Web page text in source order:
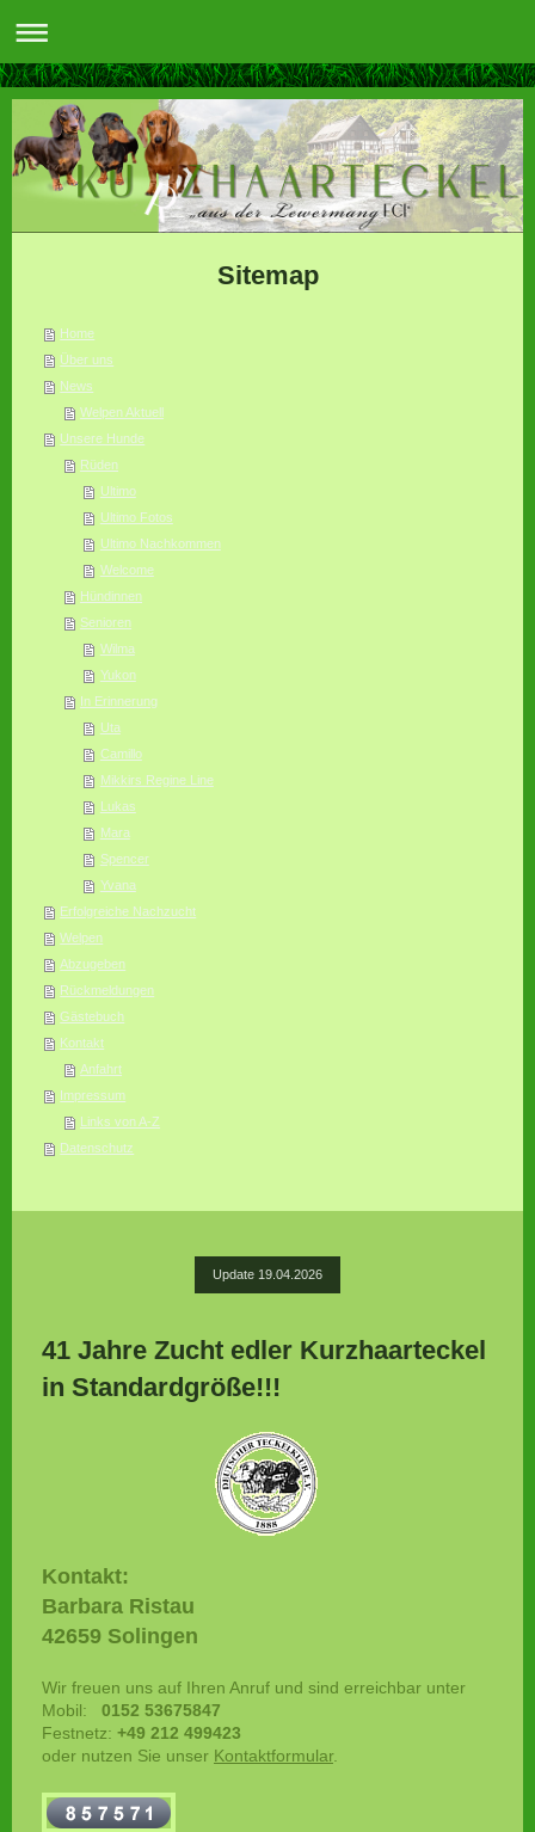
Sitemap
Home
Über uns
News
Welpen Aktuell
Unsere Hunde
Rüden
Ultimo
Ultimo Fotos
Ultimo Nachkommen
Welcome
Hündinnen
Senioren
Wilma
Yukon
In Erinnerung
Uta
Camillo
Mikkirs Regine Line
Lukas
Mara
Spencer
Yvana
Erfolgreiche Nachzucht
Welpen
Abzugeben
Rückmeldungen
Gästebuch
Kontakt
Anfahrt
Impressum
Links von A-Z
Datenschutz
Update 19.04.2026
41 Jahre Zucht edler Kurzhaarteckel
in Standardgröße!!!
Kontakt:
Barbara Ristau
42659 Solingen
Wir freuen uns auf Ihren Anruf und sind erreichbar unter
Mobil: 0152 53675847
Festnetz: +49 212 499423
oder nutzen Sie unser Kontaktformular.